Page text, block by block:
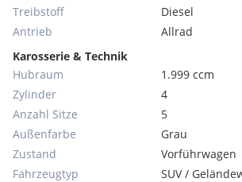
Treibstoff
Diesel
Antrieb
Allrad
Karosserie & Technik
Hubraum
1.999 ccm
Zylinder
4
Anzahl Sitze
5
Außenfarbe
Grau
Zustand
Vorführwagen
Fahrzeugtyp
SUV /